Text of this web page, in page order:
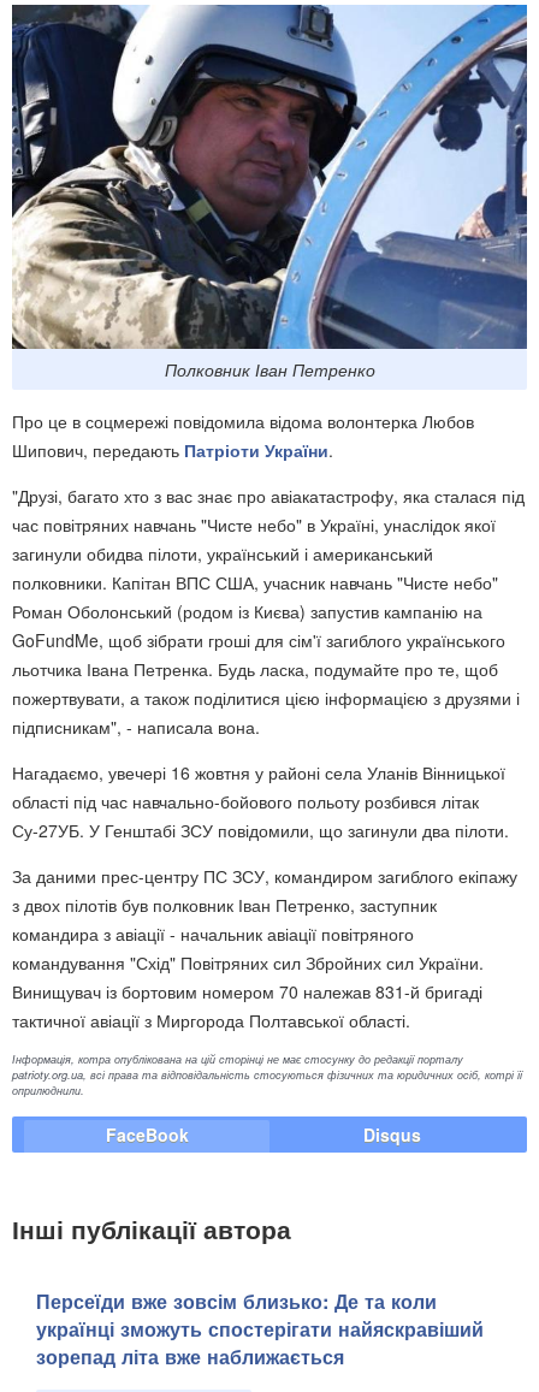
Полковник Іван Петренко
Про це в соцмережі повідомила відома волонтерка Любов
Шипович, передають Патріоти України.
"Друзі, багато хто з вас знає про авіакатастрофу, яка сталася під
час повітряних навчань "Чисте небо" в Україні, унаслідок якої
загинули обидва пілоти, український і американський
полковники. Капітан ВПС США, учасник навчань "Чисте небо"
Роман Оболонський (родом із Києва) запустив кампанію на
GoFundMe, щоб зібрати гроші для сім'ї загиблого українського
льотчика Івана Петренка. Будь ласка, подумайте про те, щоб
пожертвувати, а також поділитися цією інформацією з друзями і
підписникам", - написала вона.
Нагадаємо, увечері 16 жовтня у районі села Уланів Вінницької
області під час навчально-бойового польоту розбився літак
Су-27УБ. У Генштабі ЗСУ повідомили, що загинули два пілоти.
За даними прес-центру ПС ЗСУ, командиром загиблого екіпажу
з двох пілотів був полковник Іван Петренко, заступник
командира з авіації - начальник авіації повітряного
командування "Схід" Повітряних сил Збройних сил України.
Винищувач із бортовим номером 70 належав 831-й бригаді
тактичної авіації з Миргорода Полтавської області.
Інформація, котра опублікована на цій сторінці не має стосунку до редакції порталу
patrioty.org.ua, всі права та відповідальність стосуються фізичних та юридичних осіб, котрі її
оприлюднили.
FaceBook Disqus
Інші публікації автора
Персеїди вже зовсім близько: Де та коли
українці зможуть спостерігати найяскравіший
зорепад літа вже наближається